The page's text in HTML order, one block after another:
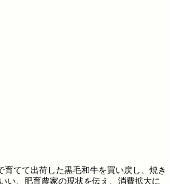
てて出荷した黒毛和牛を買い戻し、焼き
い、肥育農家の現状を伝え、消費拡大に